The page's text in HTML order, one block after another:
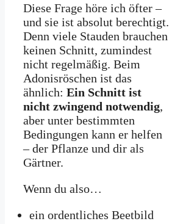
Diese Frage höre ich öfter –
und sie ist absolut berechtigt.
Denn viele Stauden brauchen
keinen Schnitt, zumindest
nicht regelmäßig. Beim
Adonisröschen ist das
ähnlich: Ein Schnitt ist
nicht zwingend notwendig,
aber unter bestimmten
Bedingungen kann er helfen
– der Pflanze und dir als
Gärtner.
Wenn du also…
ein ordentliches Beetbild